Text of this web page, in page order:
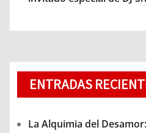
ENTRADAS
La Alquimia del